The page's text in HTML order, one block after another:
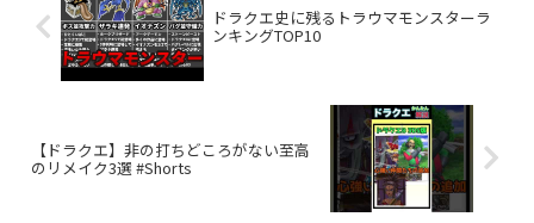
ドラクエ史に残るトラウマモンスターラ
ンキングTOP10
【ドラクエ】非の打ちどころがない至高
のリメイク3選 #Shorts